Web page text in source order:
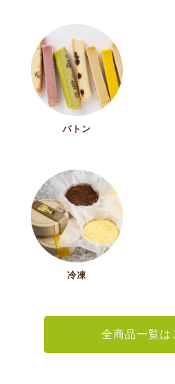
バトン
冷凍
全商品一覧は